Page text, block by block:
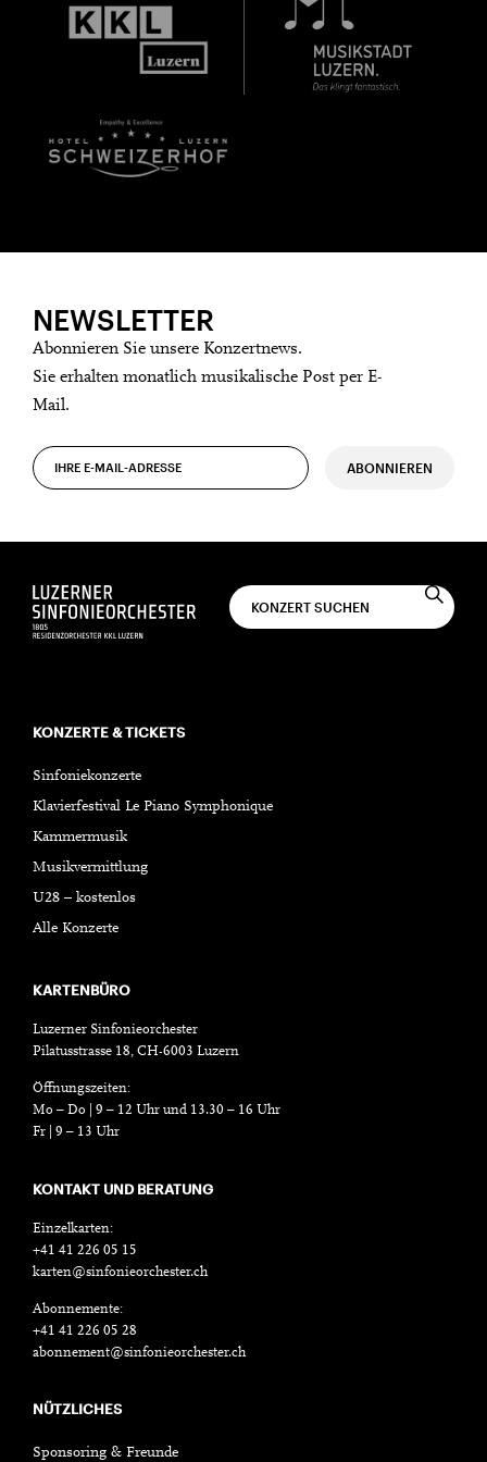
NEWSLETTER
Abonnieren Sie unsere Konzertnews.
Sie erhalten monatlich musikalische Post per E-
Mail.
ABONNIEREN
KONZERTE & TICKETS
Sinfoniekonzerte
Klavierfestival Le Piano Symphonique
Kammermusik
Musikvermittlung
U28 – kostenlos
Alle Konzerte
KARTENBÜRO
Luzerner Sinfonieorchester
Pilatusstrasse 18, CH-6003 Luzern
Öffnungszeiten:
Mo – Do | 9 – 12 Uhr und 13.30 – 16 Uhr
Fr | 9 – 13 Uhr
KONTAKT UND BERATUNG
Einzelkarten:
+41 41 226 05 15
karten@sinfonieorchester.ch
Abonnemente:
+41 41 226 05 28
abonnement@sinfonieorchester.ch
NÜTZLICHES
Sponsoring & Freunde